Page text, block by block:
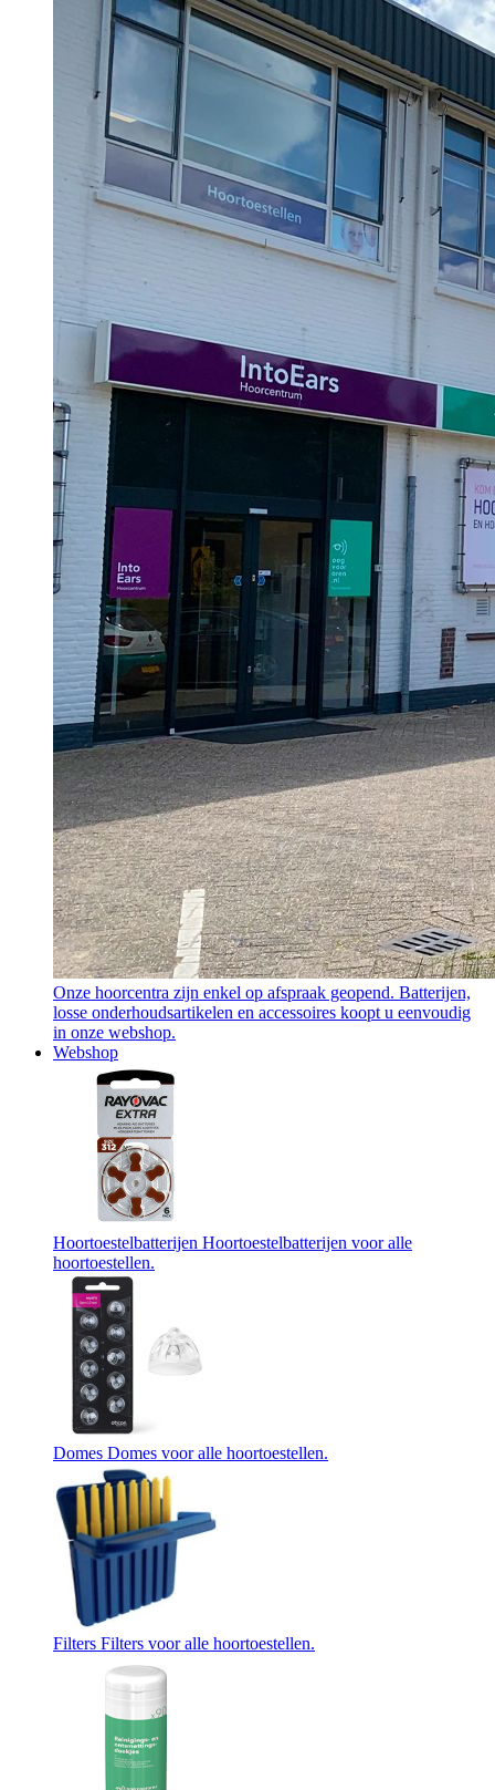
Onze hoorcentra zijn enkel op afspraak geopend. Batterijen,
losse onderhoudsartikelen en accessoires koopt u eenvoudig
in onze webshop.
Webshop
Hoortoestelbatterijen Hoortoestelbatterijen voor alle
hoortoestellen.
Domes Domes voor alle hoortoestellen.
Filters Filters voor alle hoortoestellen.